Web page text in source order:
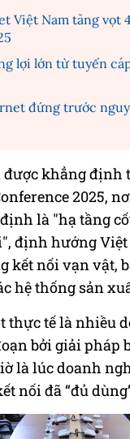
Việt Nam tăng vọt
lợi lớn từ tuyến
đứng trước
khẳng định
2025,
là "hạ tầng
định hướng
kết nối vạn vật,
hệ thống sản
thực tế là nhiều
bởi giải pháp
là lúc doanh
nối đã “đủ